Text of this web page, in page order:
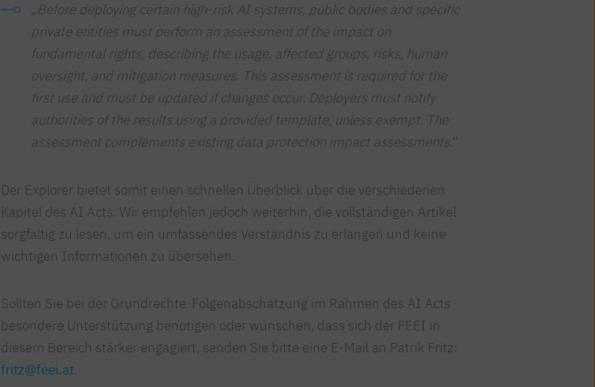
„Before deploying certain high-risk AI systems, public bodies and specific
private entities must perform an assessment of the impact on
fundamental rights, describing the usage, affected groups, risks, human
oversight, and mitigation measures. This assessment is required for the
first use and must be updated if changes occur. Deployers must notify
authorities of the results using a provided template, unless exempt. The
assessment complements existing data protection impact assessments.“
Der Explorer bietet somit einen schnellen Überblick über die verschiedenen
Kapitel des AI Acts. Wir empfehlen jedoch weiterhin, die vollständigen Artikel
sorgfältig zu lesen, um ein umfassendes Verständnis zu erlangen und keine
wichtigen Informationen zu übersehen.
Sollten Sie bei der Grundrechte-Folgenabschätzung im Rahmen des AI Acts
besondere Unterstützung benötigen oder wünschen, dass sich der FEEI in
diesem Bereich stärker engagiert, senden Sie bitte eine E-Mail an Patrik Fritz:
fritz@feei.at.